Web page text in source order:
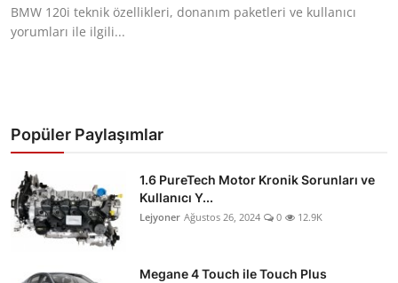
Muayene & Emisyon
Sigorta & Kasko
Yakıt, LPG & Elektrikli
BMW 120i teknik özellikleri, donanım paketleri ve kullanıcı
yorumları ile ilgili...
Popüler Paylaşımlar
1.6 PureTech Motor Kronik Sorunları ve
Kullanıcı Y...
Lejyoner Ağustos 26, 2024 0 12.9K
Megane 4 Touch ile Touch Plus